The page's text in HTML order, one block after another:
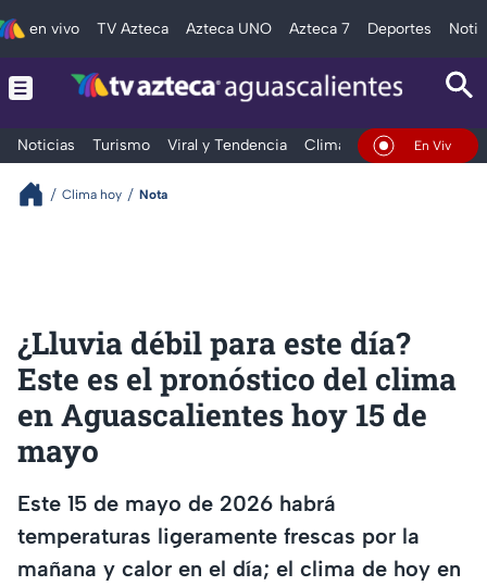
en vivo TV Azteca Azteca UNO Azteca 7 Deportes
Noticias Turismo Viral y Tendencia Clima DeportesEn Vivo
Clima hoy Nota
¿Lluvia débil para este día?
Este es el pronóstico del clima
en Aguascalientes hoy 15 de
mayo
Este 15 de mayo de 2026 habrá
temperaturas ligeramente frescas por la
mañana y calor en el día; el clima de hoy en